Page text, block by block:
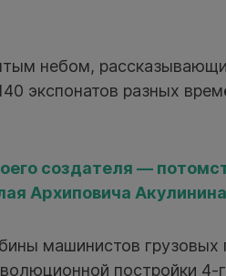
небом,
экспонатов разных
создателя —
Архиповича
машинистов грузовых
постройки 4-